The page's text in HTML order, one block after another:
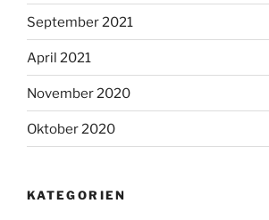
September 2021
April 2021
November 2020
Oktober 2020
KATEGORIEN